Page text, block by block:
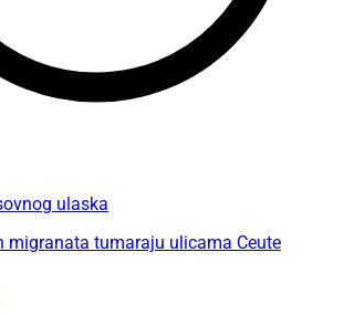
ulaska
migranata tumaraju ulicama Ceute